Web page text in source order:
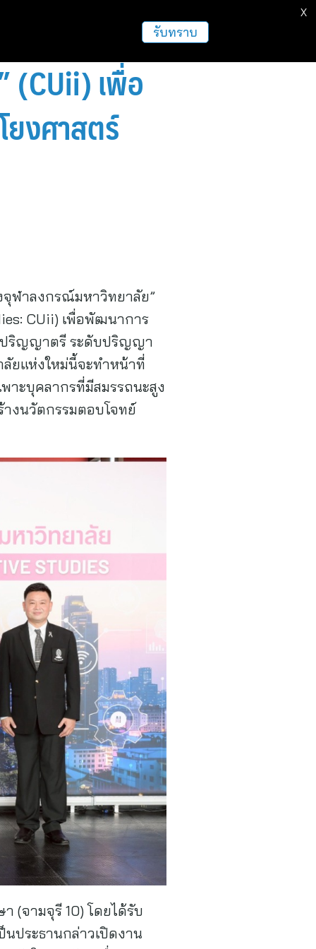
ฝากข่าวประชาสัมพันธ์
(CUii) เพื่อ
ยงศาสตร์
ฬาลงกรณ์มหาวิทยาลัย”
CUii) เพื่อพัฒนาการ
ปริญญาตรี ระดับปริญญา
ยแห่งใหม่นี้จะทำหน้าที่
าะบุคลากรที่มีสมรรถนะสูง
งนวัตกรรมตอบโจทย์
(จามจุรี 10) โดยได้รับ
ประธานกล่าวเปิดงาน
รับทราบ
X